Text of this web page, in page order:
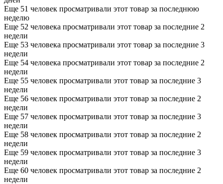
Еще 51 человек просматривали этот товар за последнюю
неделю
Еще 52 человека просматривали этот товар за последние 2
недели
Еще 53 человека просматривали этот товар за последние 3
недели
Еще 54 человека просматривали этот товар за последние 2
недели
Еще 55 человек просматривали этот товар за последние 3
недели
Еще 56 человек просматривали этот товар за последние 2
недели
Еще 57 человек просматривали этот товар за последние 3
недели
Еще 58 человек просматривали этот товар за последние 2
недели
Еще 59 человек просматривали этот товар за последние 3
недели
Еще 60 человек просматривали этот товар за последние 2
недели